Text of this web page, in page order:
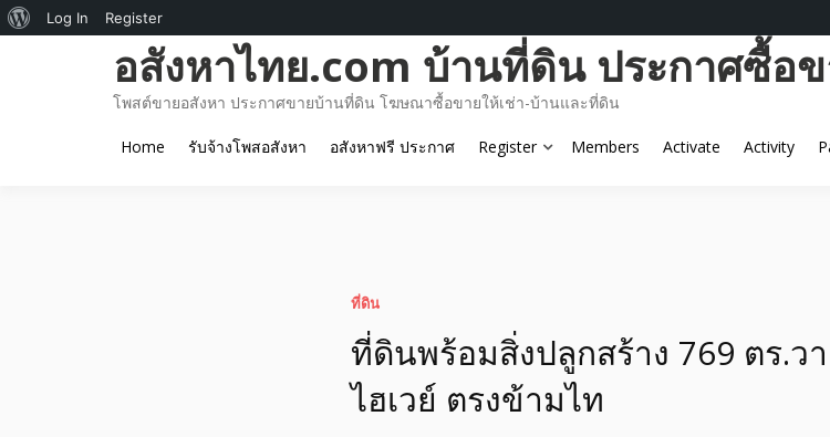
อสังหาไทย.com บ้านที่ดิน ประกาศซื้อ
โพสต์ขายอสังหา ประกาศขายบ้านที่ดิน โฆษณาซื้อขายให้เช่า-บ้านและที่ดิน
Home รับจ้างโพสอสังหา อสังหาฟรี ประกาศ Register Members Activate Activity
ที่ดิน
ที่ดินพร้อมสิ่งปลูกสร้าง 769 ตร.ว
ไฮเวย์ ตรงข้ามไท
About
Log In Register